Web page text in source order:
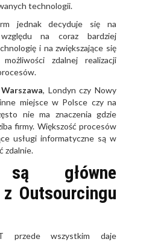
technologii.
jednak decyduje się na
na coraz bardziej
i na zwiększające się
zdalnej realizacji
, Londyn czy Nowy
miejsce w Polsce czy na
nie ma znaczenia gdzie
firmy. Większość procesów
usługi informatyczne są w
zdalnie.
główne
Outsourcingu
przede wszystkim daje